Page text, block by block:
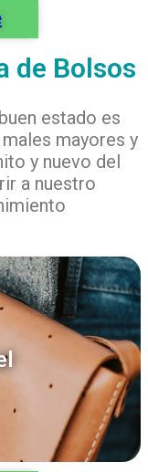
de Bolsos
estado es
mayores y
y nuevo del
a nuestro